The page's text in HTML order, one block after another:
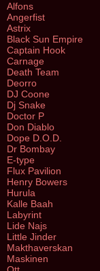
Alfons
Angerfist
Astrix
Black Sun Empire
Captain Hook
Carnage
Death Team
Deorro
DJ Coone
Dj Snake
Doctor P
Don Diablo
Dope D.O.D.
Dr Bombay
E-type
Flux Pavilion
Henry Bowers
Hurula
Kalle Baah
Labyrint
Lide Najs
Little Jinder
Makthaverskan
Maskinen